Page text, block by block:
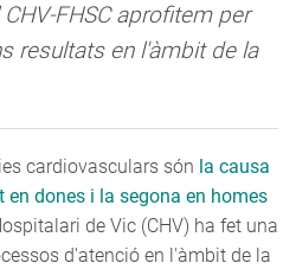
FHSC aprofitem per
resultats en l'àmbit de la
cardiovasculars són la causa
dones i la segona en homes
de Vic (CHV) ha fet una
d'atenció en l'àmbit de la